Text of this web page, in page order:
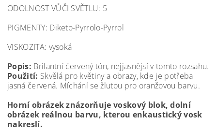
ODOLNOST VŮČI SVĚTLU: 5
PIGMENTY: Diketo-Pyrrolo-Pyrrol
VISKOZITA: vysoká
Popis: Brilantní červený tón, nejjasnějsí v tomto rozsahu.
Použití: Skvělá pro květiny a obrazy, kde je potřeba
jasná červená. Míchání se žlutou pro oranžovou barvu.
Horní obrázek znázorňuje voskový blok, dolní
obrázek reálnou barvu, kterou enkaustický vosk
nakreslí.